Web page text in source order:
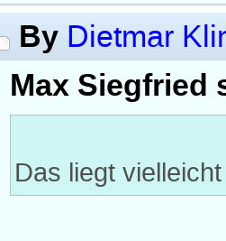
By Dietmar
Max Siegfried
Das liegt